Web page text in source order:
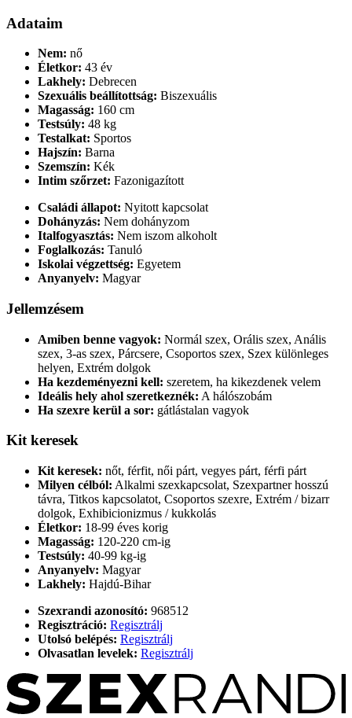
Adataim
Nem: nő
Életkor: 43 év
Lakhely: Debrecen
Szexuális beállítottság: Biszexuális
Magasság: 160 cm
Testsúly: 48 kg
Testalkat: Sportos
Hajszín: Barna
Szemszín: Kék
Intim szőrzet: Fazonigazított
Családi állapot: Nyitott kapcsolat
Dohányzás: Nem dohányzom
Italfogyasztás: Nem iszom alkoholt
Foglalkozás: Tanuló
Iskolai végzettség: Egyetem
Anyanyelv: Magyar
Jellemzésem
Amiben benne vagyok: Normál szex, Orális szex, Anális
szex, 3-as szex, Párcsere, Csoportos szex, Szex különleges
helyen, Extrém dolgok
Ha kezdeményezni kell: szeretem, ha kikezdenek velem
Ideális hely ahol szeretkeznék: A hálószobám
Ha szexre kerül a sor: gátlástalan vagyok
Kit keresek
Kit keresek: nőt, férfit, női párt, vegyes párt, férfi párt
Milyen célból: Alkalmi szexkapcsolat, Szexpartner hosszú
távra, Titkos kapcsolatot, Csoportos szexre, Extrém / bizarr
dolgok, Exhibicionizmus / kukkolás
Életkor: 18-99 éves korig
Magasság: 120-220 cm-ig
Testsúly: 40-99 kg-ig
Anyanyelv: Magyar
Lakhely: Hajdú-Bihar
Szexrandi azonosító: 968512
Regisztráció: Regisztrálj
Utolsó belépés: Regisztrálj
Olvasatlan levelek: Regisztrálj